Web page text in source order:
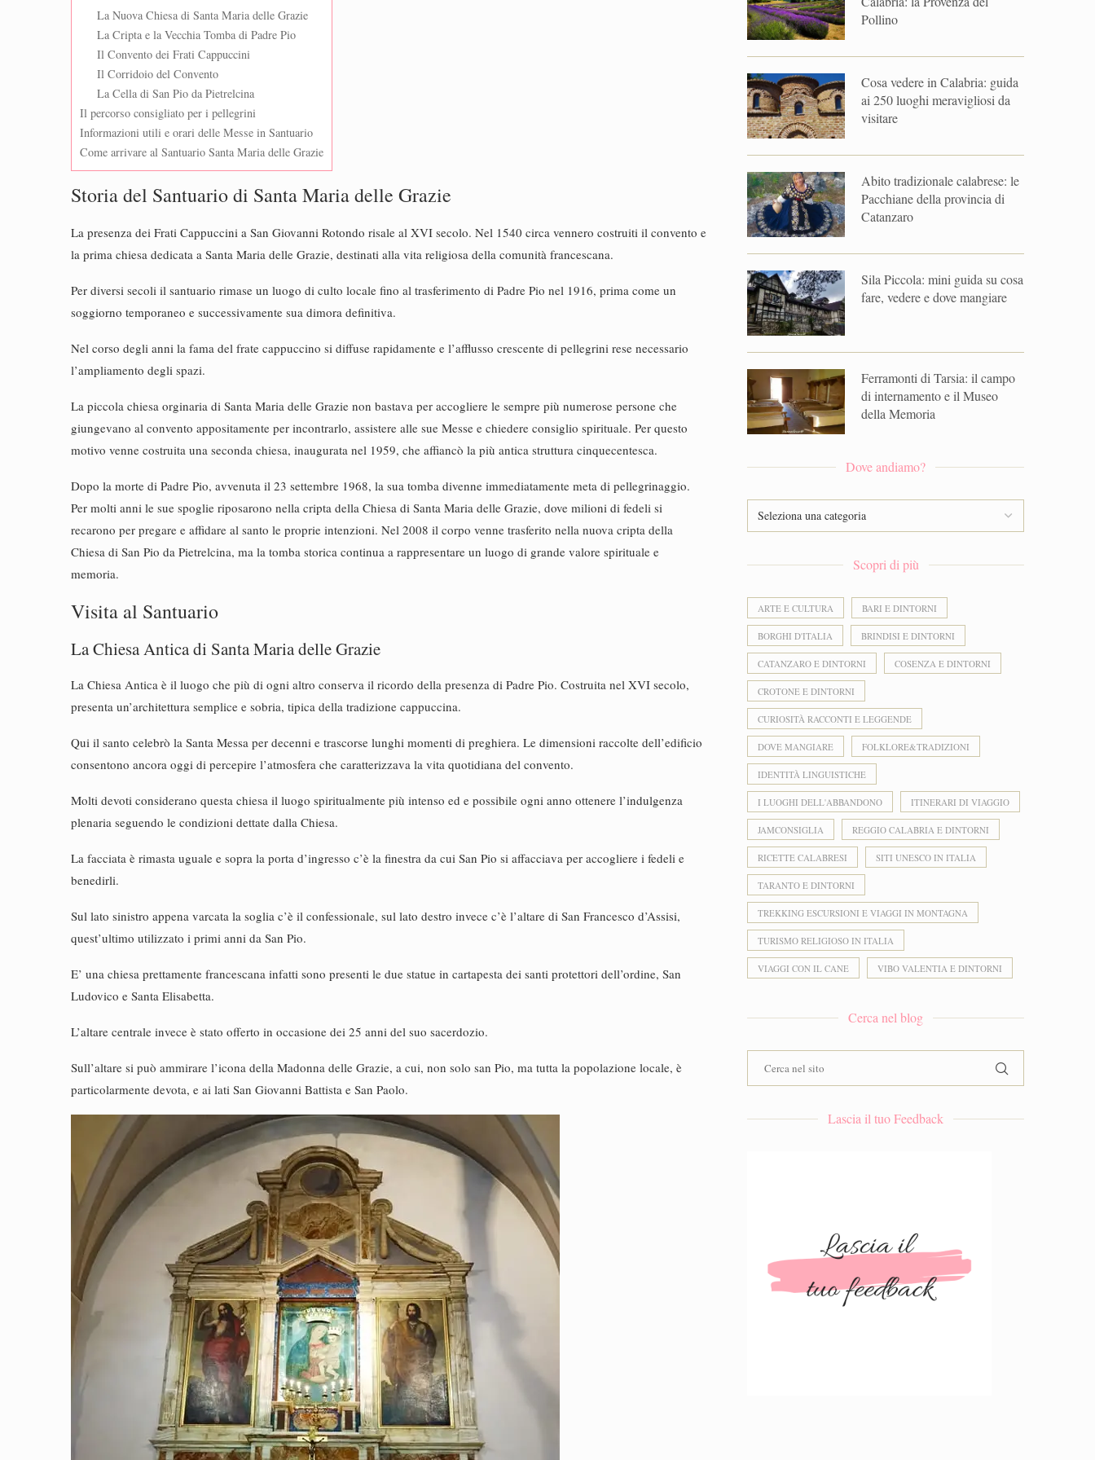
La Nuova Chiesa di Santa Maria delle Grazie
La Cripta e la Vecchia Tomba di Padre Pio
Il Convento dei Frati Cappuccini
Il Corridoio del Convento
La Cella di San Pio da Pietrelcina
Il percorso consigliato per i pellegrini
Informazioni utili e orari delle Messe in Santuario
Come arrivare al Santuario Santa Maria delle Grazie
Storia del Santuario di Santa Maria delle Grazie
La presenza dei Frati Cappuccini a San Giovanni Rotondo risale al XVI secolo. Nel 1540 circa vennero costruiti il convento e
la prima chiesa dedicata a Santa Maria delle Grazie, destinati alla vita religiosa della comunità francescana.
Per diversi secoli il santuario rimase un luogo di culto locale fino al trasferimento di Padre Pio nel 1916, prima come un
soggiorno temporaneo e successivamente sua dimora definitiva.
Nel corso degli anni la fama del frate cappuccino si diffuse rapidamente e l’afflusso crescente di pellegrini rese necessario
l’ampliamento degli spazi.
La piccola chiesa orginaria di Santa Maria delle Grazie non bastava per accogliere le sempre più numerose persone che
giungevano al convento appositamente per incontrarlo, assistere alle sue Messe e chiedere consiglio spirituale. Per questo
motivo venne costruita una seconda chiesa, inaugurata nel 1959, che affiancò la più antica struttura cinquecentesca.
Dopo la morte di Padre Pio, avvenuta il 23 settembre 1968, la sua tomba divenne immediatamente meta di pellegrinaggio.
Per molti anni le sue spoglie riposarono nella cripta della Chiesa di Santa Maria delle Grazie, dove milioni di fedeli si
recarono per pregare e affidare al santo le proprie intenzioni. Nel 2008 il corpo venne trasferito nella nuova cripta della
Chiesa di San Pio da Pietrelcina, ma la tomba storica continua a rappresentare un luogo di grande valore spirituale e
memoria.
Visita al Santuario
La Chiesa Antica di Santa Maria delle Grazie
La Chiesa Antica è il luogo che più di ogni altro conserva il ricordo della presenza di Padre Pio. Costruita nel XVI secolo,
presenta un’architettura semplice e sobria, tipica della tradizione cappuccina.
Qui il santo celebrò la Santa Messa per decenni e trascorse lunghi momenti di preghiera. Le dimensioni raccolte dell’edificio
consentono ancora oggi di percepire l’atmosfera che caratterizzava la vita quotidiana del convento.
Molti devoti considerano questa chiesa il luogo spiritualmente più intenso ed e possibile ogni anno ottenere l’indulgenza
plenaria seguendo le condizioni dettate dalla Chiesa.
La facciata è rimasta uguale e sopra la porta d’ingresso c’è la finestra da cui San Pio si affacciava per accogliere i fedeli e
benedirli.
Sul lato sinistro appena varcata la soglia c’è il confessionale, sul lato destro invece c’è l’altare di San Francesco d’Assisi,
quest’ultimo utilizzato i primi anni da San Pio.
E’ una chiesa prettamente francescana infatti sono presenti le due statue in cartapesta dei santi protettori dell’ordine, San
Ludovico e Santa Elisabetta.
L’altare centrale invece è stato offerto in occasione dei 25 anni del suo sacerdozio.
Sull’altare si può ammirare l’icona della Madonna delle Grazie, a cui, non solo san Pio, ma tutta la popolazione locale, è
particolarmente devota, e ai lati San Giovanni Battista e San Paolo.
Pollino
Cosa vedere in Calabria: guida
ai 250 luoghi meravigliosi da
visitare
Abito tradizionale calabrese: le
Pacchiane della provincia di
Catanzaro
Sila Piccola: mini guida su cosa
fare, vedere e dove mangiare
Ferramonti di Tarsia: il campo
di internamento e il Museo
della Memoria
Dove andiamo?
Scopri di più
ARTE E CULTURA BARI E DINTORNI
BORGHI D'ITALIA BRINDISI E DINTORNI
CATANZARO E DINTORNI COSENZA E DINTORNI
CROTONE E DINTORNI
CURIOSITÀ RACCONTI E LEGGENDE
DOVE MANGIARE FOLKLORE&TRADIZIONI
IDENTITÀ LINGUISTICHE
I LUOGHI DELL'ABBANDONO ITINERARI DI VIAGGIO
JAMCONSIGLIA REGGIO CALABRIA E DINTORNI
RICETTE CALABRESI SITI UNESCO IN ITALIA
TARANTO E DINTORNI
TREKKING ESCURSIONI E VIAGGI IN MONTAGNA
TURISMO RELIGIOSO IN ITALIA
VIAGGI CON IL CANE VIBO VALENTIA E DINTORNI
Cerca nel blog
Lascia il tuo Feedback